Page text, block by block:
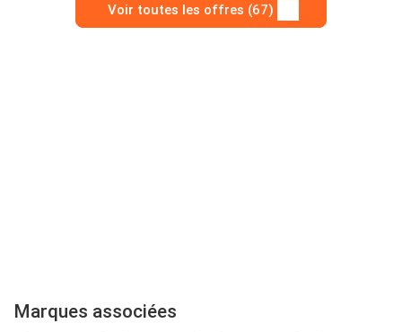
Voir toutes les offres (67)
Marques associées